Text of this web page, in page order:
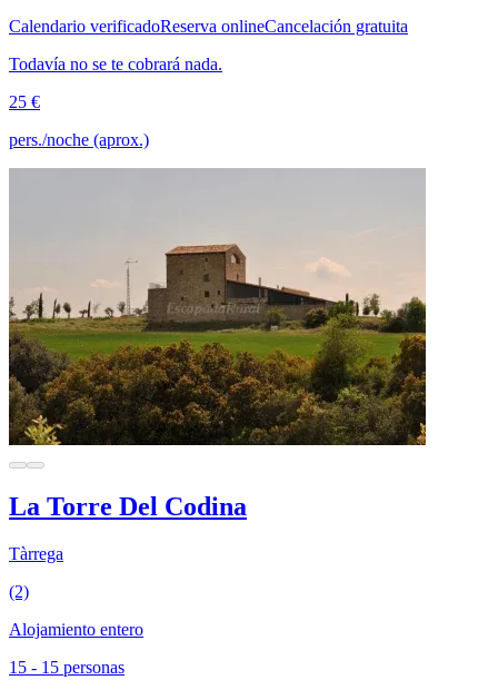
Calendario verificadoReserva onlineCancelación gratuita
Todavía no se te cobrará nada.
25 €
pers./noche (aprox.)
La Torre Del Codina
Tàrrega
(2)
Alojamiento entero
15 - 15 personas